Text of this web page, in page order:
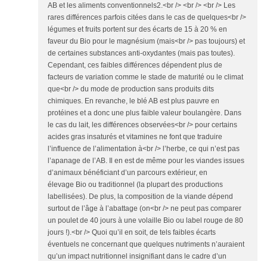
AB et les aliments conventionnels2.<br /> <br /> <br /> Les
rares différences parfois citées dans le cas de quelques<br />
légumes et fruits portent sur des écarts de 15 à 20 % en
faveur du Bio pour le magnésium (mais<br /> pas toujours) et
de certaines substances anti-oxydantes (mais pas toutes).
Cependant, ces faibles différences dépendent plus de
facteurs de variation comme le stade de maturité ou le climat
que<br /> du mode de production sans produits dits
chimiques. En revanche, le blé AB est plus pauvre en
protéines et a donc une plus faible valeur boulangère. Dans
le cas du lait, les différences observées<br /> pour certains
acides gras insaturés et vitamines ne font que traduire
l’influence de l’alimentation à<br /> l’herbe, ce qui n’est pas
l’apanage de l’AB. Il en est de même pour les viandes issues
d’animaux bénéficiant d’un parcours extérieur, en
élevage Bio ou traditionnel (la plupart des productions
labellisées). De plus, la composition de la viande dépend
surtout de l’âge à l’abattage (on<br /> ne peut pas comparer
un poulet de 40 jours à une volaille Bio ou label rouge de 80
jours !).<br /> Quoi qu’il en soit, de tels faibles écarts
éventuels ne concernant que quelques nutriments n’auraient
qu’un impact nutritionnel insignifiant dans le cadre d’un